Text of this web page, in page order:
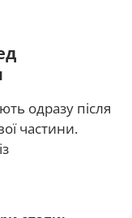
одразу після
частини.